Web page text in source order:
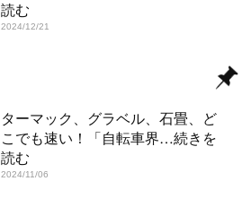
読む
2024/12/21
ターマック、グラベル、石畳、ど
こでも速い！「自転車界…続きを
読む
2024/11/06